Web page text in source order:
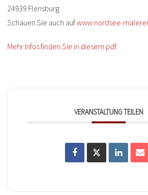
24939 Flensburg
Schauen Sie auch aufwww.nordsee-
Mehr Infos finden Sie in diesem pdf
VERANSTALTUNG TEILEN